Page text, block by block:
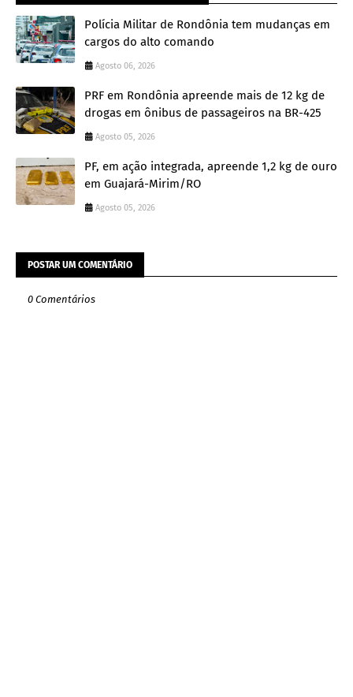
Polícia Militar de Rondônia tem mudanças em
cargos do alto comando
Agosto 06, 2026
PRF em Rondônia apreende mais de 12 kg de
drogas em ônibus de passageiros na BR-425
Agosto 05, 2026
PF, em ação integrada, apreende 1,2 kg de ouro
em Guajará-Mirim/RO
Agosto 05, 2026
POSTAR UM COMENTÁRIO
0 Comentários